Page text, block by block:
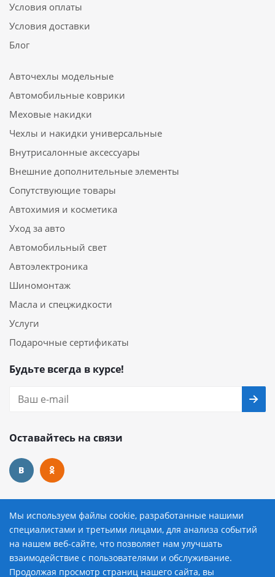
Условия оплаты
Условия доставки
Блог
Авточехлы модельные
Автомобильные коврики
Меховые накидки
Чехлы и накидки универсальные
Внутрисалонные аксессуары
Внешние дополнительные элементы
Сопутствующие товары
Автохимия и косметика
Уход за авто
Автомобильный свет
Автоэлектроника
Шиномонтаж
Масла и спецжидкости
Услуги
Подарочные сертификаты
Будьте всегда в курсе!
Оставайтесь на связи
Наши контакты
8 (800) 222-72-84
avtopilot@avtopilot-ekat.ru
Мы используем файлы cookie, разработанные нашими
специалистами и третьими лицами, для анализа событий
на нашем веб-сайте, что позволяет нам улучшать
взаимодействие с пользователями и обслуживание.
Продолжая просмотр страниц нашего сайта, вы